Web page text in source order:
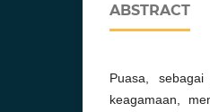
ABSTRACT
Puasa,
keagamaan,